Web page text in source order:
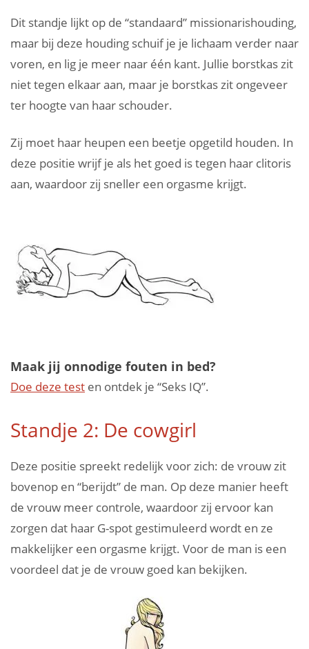
Dit standje lijkt op de “standaard” missionarishouding,
maar bij deze houding schuif je je lichaam verder naar
voren, en lig je meer naar één kant. Jullie borstkas zit
niet tegen elkaar aan, maar je borstkas zit ongeveer
ter hoogte van haar schouder.
Zij moet haar heupen een beetje opgetild houden. In
deze positie wrijf je als het goed is tegen haar clitoris
aan, waardoor zij sneller een orgasme krijgt.
Maak jij onnodige fouten in bed?
Doe deze test en ontdek je “Seks IQ”.
Standje 2: De cowgirl
Deze positie spreekt redelijk voor zich: de vrouw zit
bovenop en “berijdt” de man. Op deze manier heeft
de vrouw meer controle, waardoor zij ervoor kan
zorgen dat haar G-spot gestimuleerd wordt en ze
makkelijker een orgasme krijgt. Voor de man is een
voordeel dat je de vrouw goed kan bekijken.